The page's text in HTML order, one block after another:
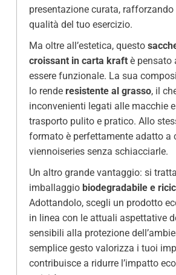
presentazione curata, rafforzando
qualità del tuo esercizio.
Ma oltre all’estetica, questo
croissant in carta kraftè pensato
essere funzionale. La sua
lo rende resistente al grasso, il
inconvenienti legati alle macchie
trasporto pulito e pratico. Allo
formato è perfettamente adatto a
viennoiseries senza schiacciarle.
Un altro grande vantaggio: si
imballaggio biodegradabile e
Adottandolo, scegli un prodotto
in linea con le attuali aspettative
sensibili alla protezione
semplice gesto valorizza i tuoi
contribuisce a ridurre l’impatto